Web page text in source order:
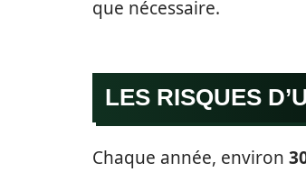
que nécessaire.
LES RISQUES
Chaque année, environ